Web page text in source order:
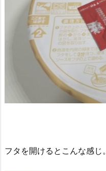
フタを開けるとこんな感じ。